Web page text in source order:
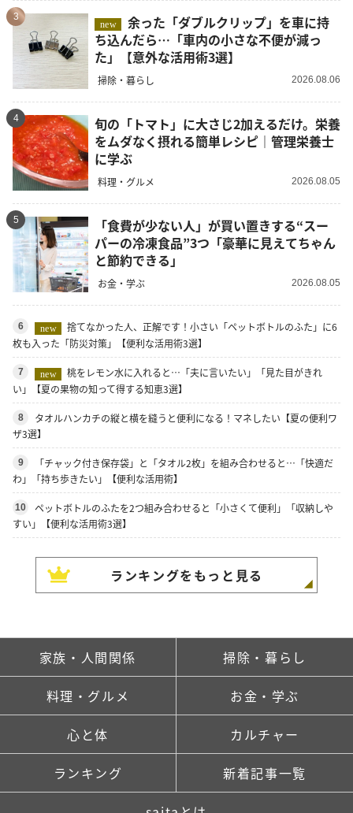
3
new
余った「ダブルクリップ」を車に持
ち込んだら…「車内の小さな不便が減っ
た」【意外な活用術3選】
掃除・暮らし 2026.08.06
4
旬の「トマト」に大さじ2加えるだけ。栄養
をムダなく摂れる簡単レシピ｜管理栄養士
に学ぶ
料理・グルメ 2026.08.05
5
「食費が少ない人」が買い置きする“スー
パーの冷凍食品”3つ「豪華に見えてちゃん
と節約できる」
お金・学ぶ 2026.08.05
6 new
捨てなかった人、正解です！小さい「ペットボトルのふた」に6
枚も入った「防災対策」【便利な活用術3選】
7 new
桃をレモン水に入れると…「夫に言いたい」「見た目がきれ
い」【夏の果物の知って得する知恵3選】
8
タオルハンカチの縦と横を縫うと便利になる！マネしたい【夏の便利ワ
ザ3選】
9
「チャック付き保存袋」と「タオル2枚」を組み合わせると…「快適だ
わ」「持ち歩きたい」【便利な活用術】
10
ペットボトルのふたを2つ組み合わせると「小さくて便利」「収納しや
すい」【便利な活用術3選】
ランキングをもっと見る
家族・人間関係 掃除・暮らし
料理・グルメ お金・学ぶ
心と体 カルチャー
ランキング 新着記事一覧